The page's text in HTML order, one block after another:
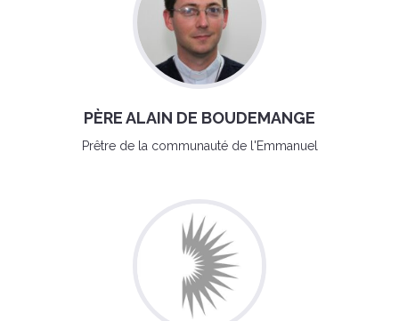
PÈRE ALAIN DE BOUDEMANGE
Prêtre de la communauté de l'Emmanuel